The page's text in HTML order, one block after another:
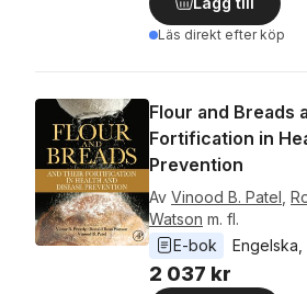
Läs direkt efter köp
Flour and Breads
Fortification in
Prevention
Av Vinood B. Patel
Watson m. fl.
E-bok
Engelska
2 037 kr